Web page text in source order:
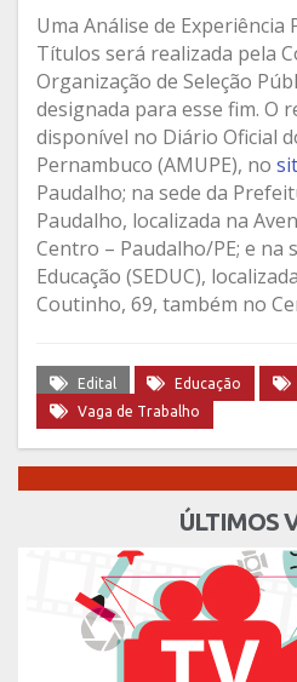
Uma Análise de Experiência
Títulos será realizada pela
Organização de Seleção
designada para esse fim. O
disponível no Diário Oficial
Pernambuco (AMUPE), no
Paudalho; na sede da
Paudalho, localizada na
Centro – Paudalho/PE; e na
Educação (SEDUC),
Coutinho, 69, também no
Edital Educação
Vaga de Trabalho
ÚLTIMOS